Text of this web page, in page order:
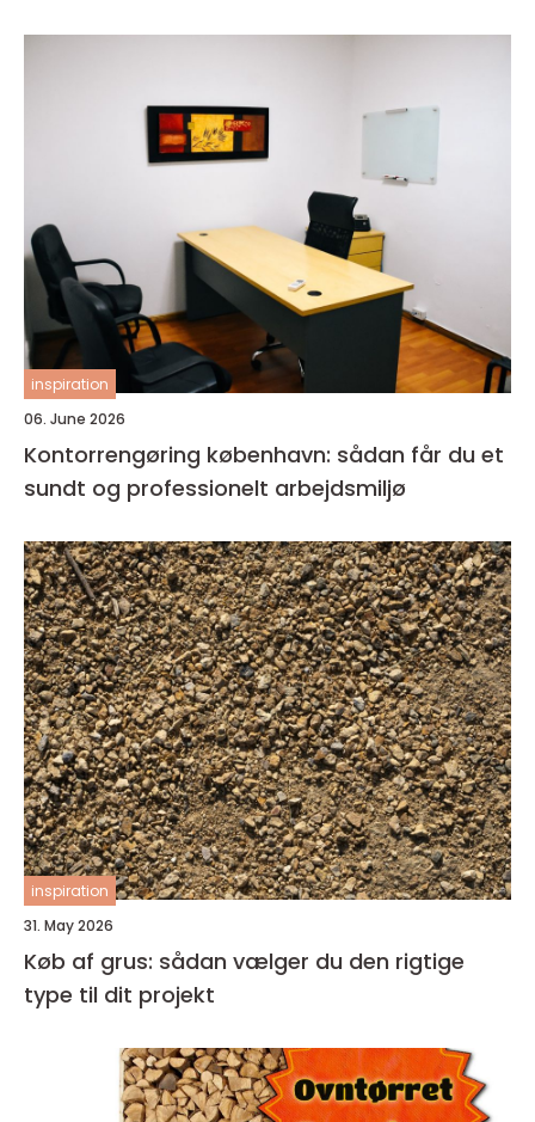
inspiration
06. June 2026
Kontorrengøring københavn: sådan får du et
sundt og professionelt arbejdsmiljø
inspiration
31. May 2026
Køb af grus: sådan vælger du den rigtige
type til dit projekt